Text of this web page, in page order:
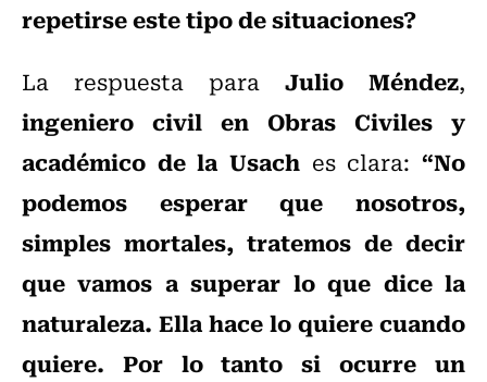
repetirse este tipo de situaciones?
La respuesta para Julio Méndez,
ingeniero civil en Obras Civiles y
académico de la Usach es clara: “No
podemos esperar que nosotros,
simples mortales, tratemos de decir
que vamos a superar lo que dice la
naturaleza. Ella hace lo quiere cuando
quiere. Por lo tanto si ocurre un